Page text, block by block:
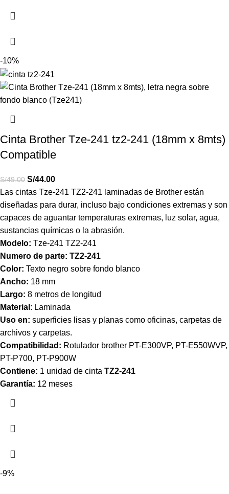
-10%
Cinta Brother Tze-241 tz2-241 (18mm x 8mts)
Compatible
S/49.00 S/44.00
Las cintas Tze-241 TZ2-241 laminadas de Brother están
diseñadas para durar, incluso bajo condiciones extremas y son
capaces de aguantar temperaturas extremas, luz solar, agua,
sustancias químicas o la abrasión.
Modelo: Tze-241 TZ2-241
Numero de parte: TZ2-241
Color: Texto negro sobre fondo blanco
Ancho: 18 mm
Largo: 8 metros de longitud
Material : Laminada
Uso en: superficies lisas y planas como oficinas, carpetas de
archivos y carpetas.
Compatibilidad: Rotulador brother PT-E300VP, PT-E550WVP,
PT-P700, PT-P900W
Contiene: 1 unidad de cinta TZ2-241
Garantía: 12 meses
-9%